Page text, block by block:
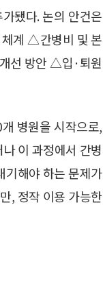
됐다. 논의 안건은
계 △간병비 및 본
선 방안 △입·퇴원
병원을 시작으로,
이 과정에서 간병
기해야 하는 문제가
, 정작 이용 가능한